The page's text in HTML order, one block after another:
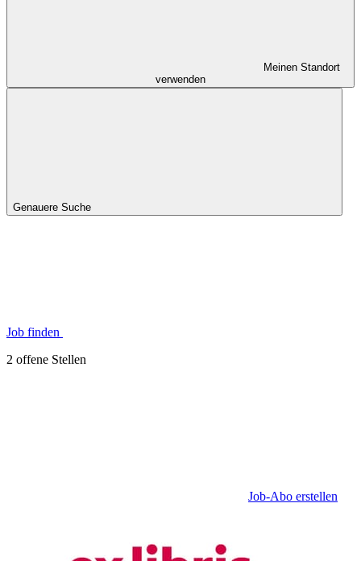
Meinen Standort
verwenden
Genauere Suche
Job finden
2 offene Stellen
Job-Abo erstellen